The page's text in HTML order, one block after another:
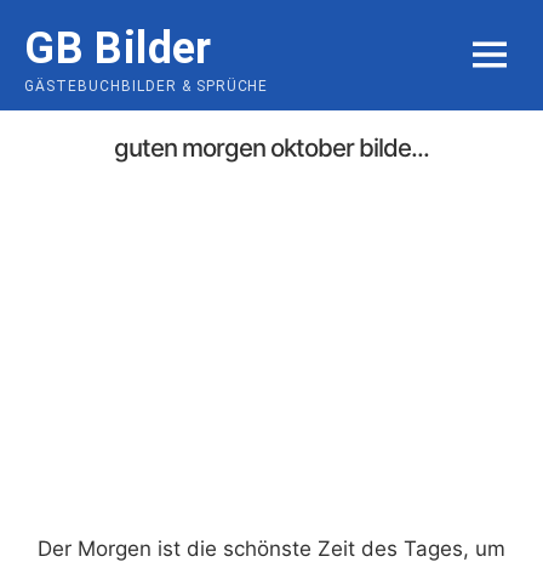
content
GB Bilder
GÄSTEBUCHBILDER & SPRÜCHE
MENU
guten morgen oktober bilde...
Der Morgen ist die schönste Zeit des Tages, um